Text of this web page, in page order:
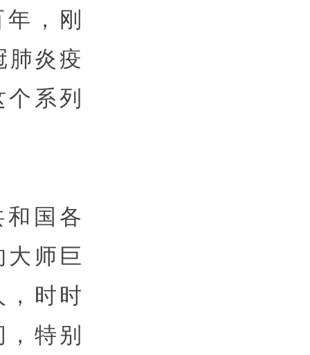
，刚
炎疫
系列
国各
师巨
时时
特别